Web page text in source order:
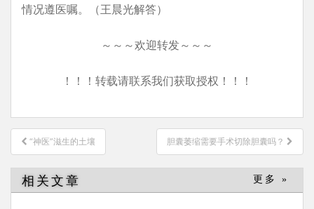
情况遵医嘱。（王晨光解答）
～～～欢迎转发～～～
！！！转载请联系我们获取授权！！！
文
章
导
航
“神医”滋生的土壤 胆囊萎缩需要手术切除胆囊吗？
相关文章 更多 »